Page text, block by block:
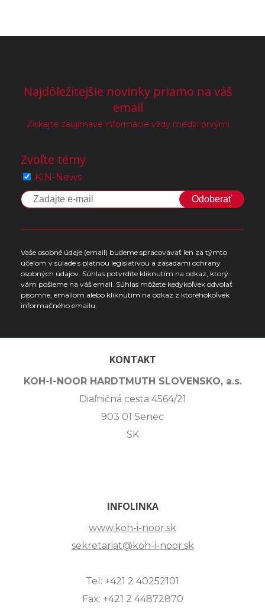
Najdôležitejšie novinky priamo na váš
email
Získajte zaujímavé informácie vždy medzi prvými
Zvoľte témy
KIN-News
Odoberať
Vaše osobné údaje (email) budeme spracovávať len za týmto
účelom v súlade s platnou legislatívou a zásadami ochrany
osobných údajov. Súhlas potvrdíte kliknutím na odkaz, ktorý
vám pošleme na váš email. Súhlas môžete kedykoľvek odvolať
písomne, emailom alebo kliknutím na odkaz z ktoréhokoľvek
informačného emailu.
KONTAKT
KOH-I-NOOR HARDTMUTH SLOVENSKO, a.s.
Diaľničná cesta 4564/21
903 01 Senec
SK
INFOLINKA
www.koh-i-noor.sk
sekretariat@koh-i-noor.sk
Tel: +421 2 40252101
Fax: +421 2 44872870